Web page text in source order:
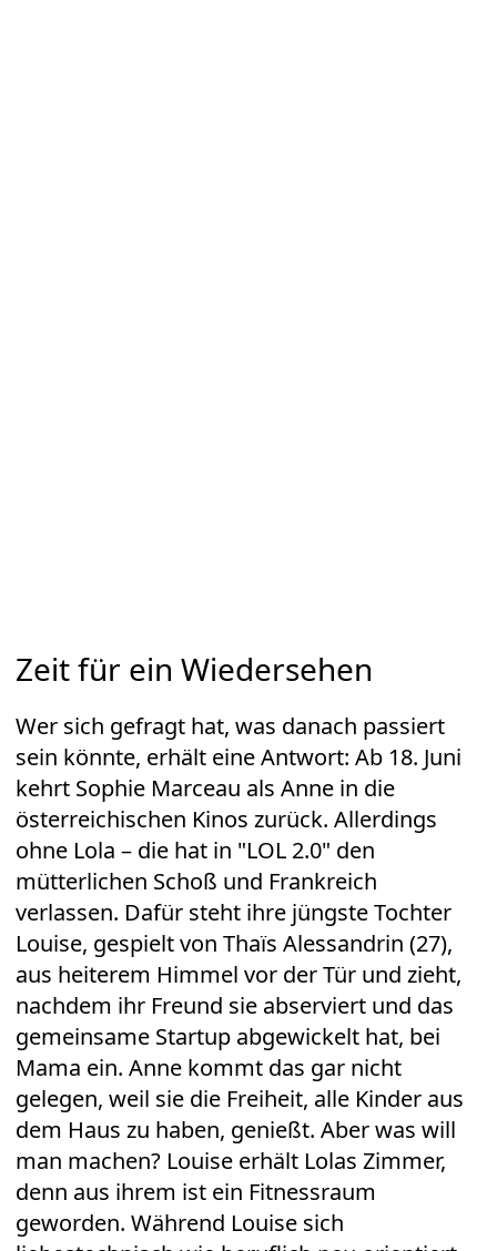
Zeit für ein Wiedersehen
Wer sich gefragt hat, was danach passiert
sein könnte, erhält eine Antwort: Ab 18. Juni
kehrt Sophie Marceau als Anne in die
österreichischen Kinos zurück. Allerdings
ohne Lola – die hat in "LOL 2.0" den
mütterlichen Schoß und Frankreich
verlassen. Dafür steht ihre jüngste Tochter
Louise, gespielt von Thaïs Alessandrin (27),
aus heiterem Himmel vor der Tür und zieht,
nachdem ihr Freund sie abserviert und das
gemeinsame Startup abgewickelt hat, bei
Mama ein. Anne kommt das gar nicht
gelegen, weil sie die Freiheit, alle Kinder aus
dem Haus zu haben, genießt. Aber was will
man machen? Louise erhält Lolas Zimmer,
denn aus ihrem ist ein Fitnessraum
geworden. Während Louise sich